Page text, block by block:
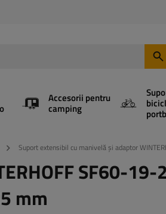
Accesorii pentru
camping
Suport extensibil cu manivelă și adaptor
SF60-19-
mm